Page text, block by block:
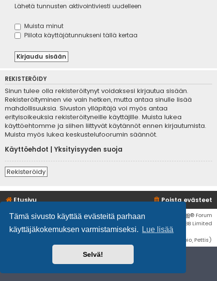
Tämä sivusto käyttää evästeitä parhaan
käyttäjäkokemuksen varmistamiseksi.
Lue lisää
Selvä!
Lähetä tunnusten aktivointiviesti uudelleen
Muista minut
Piilota käyttäjätunnukseni tällä kertaa
REKISTERÖIDY
Sinun tulee olla rekisteröitynyt voidaksesi kirjautua sisään.
Rekisteröityminen vie vain hetken, mutta antaa sinulle lisää
mahdollisuuksia. Sivuston ylläpitäjä voi myös antaa
erityisoikeuksia rekisteröityneille käyttäjille. Muista lukea
käyttöehtomme ja siihen liittyvät käytännöt ennen kirjautumista.
Muista myös lukea keskustelufoorumin säännöt.
Käyttöehdot
Yksityisyyden suoja
Rekisteröidy
Etusivu Poista evästeet
Flat Style byIan Bradley• Keskustelufoorumin ohjelmisto phpBB® Forum
Software © phpBB Limited
Käännös: phpBB Suomi (lurttinen, harritapio, Pettis)